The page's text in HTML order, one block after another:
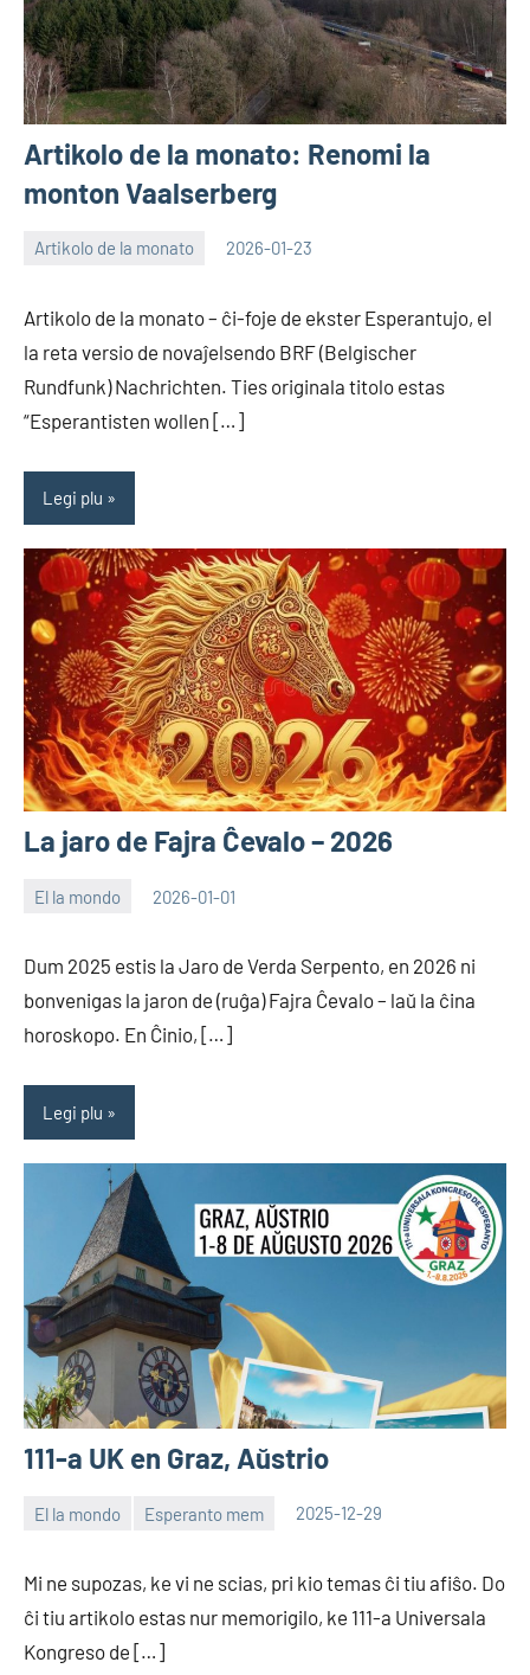
Artikolo de la monato: Renomi la
monton Vaalserberg
Artikolo de la monato 2026-01-23
Artikolo de la monato – ĉi-foje de ekster Esperantujo, el
la reta versio de novaĵelsendo BRF (Belgischer
Rundfunk) Nachrichten. Ties originala titolo estas
“Esperantisten wollen […]
Legi plu
La jaro de Fajra Ĉevalo – 2026
El la mondo 2026-01-01
Dum 2025 estis la Jaro de Verda Serpento, en 2026 ni
bonvenigas la jaron de (ruĝa) Fajra Ĉevalo – laŭ la ĉina
horoskopo. En Ĉinio, […]
Legi plu
111-a UK en Graz, Aŭstrio
El la mondo Esperanto mem 2025-12-29
Mi ne supozas, ke vi ne scias, pri kio temas ĉi tiu afiŝo. Do
ĉi tiu artikolo estas nur memorigilo, ke 111-a Universala
Kongreso de […]